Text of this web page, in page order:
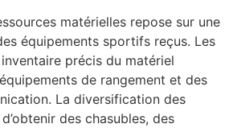
matérielles repose sur une
équipements sportifs reçus. Les
précis du matériel
de rangement et des
La diversification des
des chasubles, des